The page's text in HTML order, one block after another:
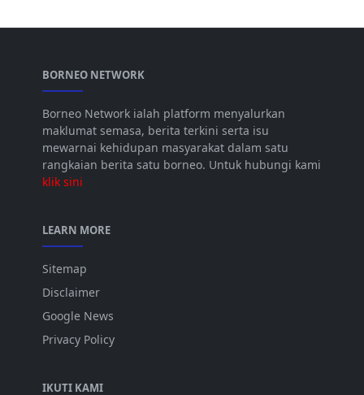
BORNEO NETWORK
Borneo Network ialah platform menyalurkan
maklumat semasa, berita terkini serta isu
mewarnai kehidupan masyarakat dalam satu
rangkaian berita satu borneo. Untuk hubungi kami
klik sini
LEARN MORE
Sitemap
Disclaimer
Google News
Privacy Policy
IKUTI KAMI